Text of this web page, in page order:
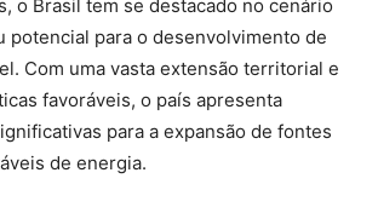
o Brasil tem se destacado no cenário
potencial para o desenvolvimento de
Com uma vasta extensão territorial e
favoráveis, o país apresenta
para a expansão de fontes
de energia.